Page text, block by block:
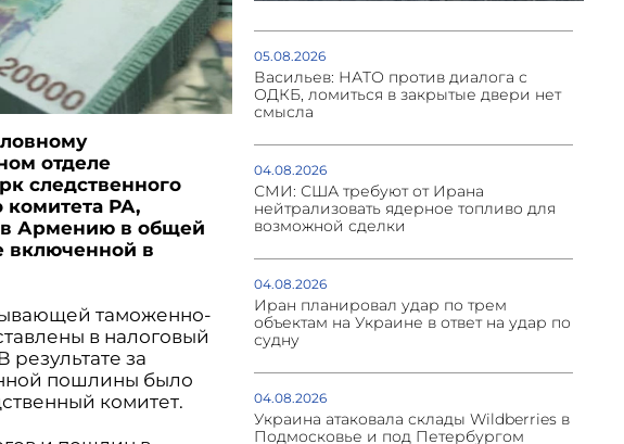
отделе
следственного
комитета РА,
в Армению в общей
включенной в
таможенно-
в налоговый
за
пошлины было
комитет.
05.08.2026
Васильев: НАТО против диалога с
ОДКБ, ломиться в закрытые двери нет
смысла
04.08.2026
СМИ: США требуют от Ирана
нейтрализовать ядерное топливо для
возможной сделки
04.08.2026
Иран планировал удар по трем
объектам на Украине в ответ на удар по
судну
04.08.2026
Украина атаковала склады Wildberries в
Подмосковье и под Петербургом